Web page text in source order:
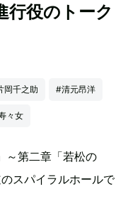
行役のトーク
岡千之助 #清元昂洋
々女
～第二章「若松の
スパイラルホールで